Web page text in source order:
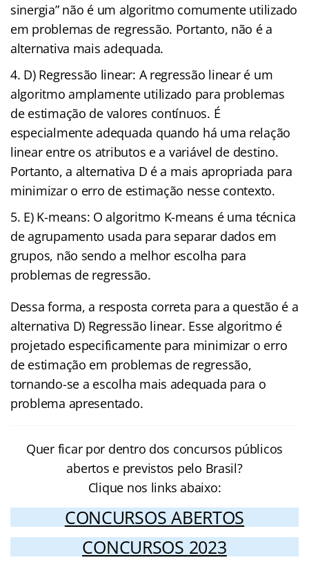
sinergia” não é um algoritmo comumente utilizado
em problemas de regressão. Portanto, não é a
alternativa mais adequada.
D) Regressão linear: A regressão linear é um
algoritmo amplamente utilizado para problemas
de estimação de valores contínuos. É
especialmente adequada quando há uma relação
linear entre os atributos e a variável de destino.
Portanto, a alternativa D é a mais apropriada para
minimizar o erro de estimação nesse contexto.
E) K-means: O algoritmo K-means é uma técnica
de agrupamento usada para separar dados em
grupos, não sendo a melhor escolha para
problemas de regressão.
Dessa forma, a resposta correta para a questão é a
alternativa D) Regressão linear. Esse algoritmo é
projetado especificamente para minimizar o erro
de estimação em problemas de regressão,
tornando-se a escolha mais adequada para o
problema apresentado.
Quer ficar por dentro dos concursos públicos
abertos e previstos pelo Brasil?
Clique nos links abaixo:
CONCURSOS ABERTOS
CONCURSOS 2023